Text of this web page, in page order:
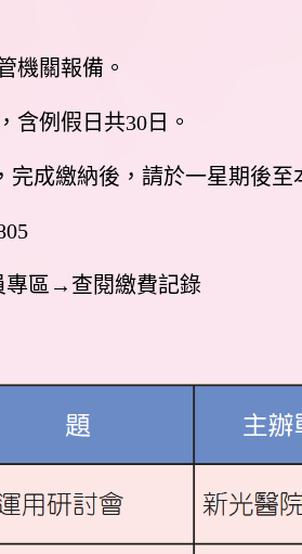
機關報備。
含例假日共30日。
成繳納後，請於一星期後
專區→查閱繳費記錄